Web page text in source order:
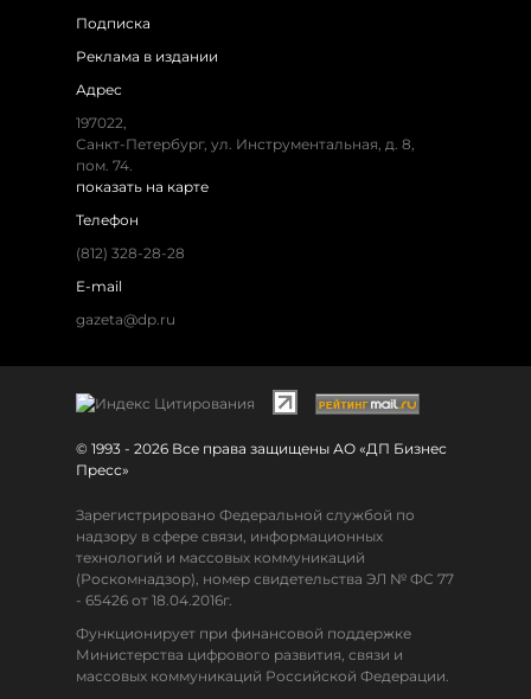
Подписка
Реклама в издании
Адрес
197022,
Санкт-Петербург, ул. Инструментальная, д. 8,
пом. 74.
показать на карте
Телефон
(812) 328-28-28
E-mail
gazeta@dp.ru
© 1993 - 2026 Все права защищены АО «ДП Бизнес
Пресс»
Зарегистрировано Федеральной службой по
надзору в сфере связи, информационных
технологий и массовых коммуникаций
(Роскомнадзор), номер свидетельства ЭЛ № ФС 77
- 65426 от 18.04.2016г.
Функционирует при финансовой поддержке
Министерства цифрового развития, связи и
массовых коммуникаций Российской Федерации.